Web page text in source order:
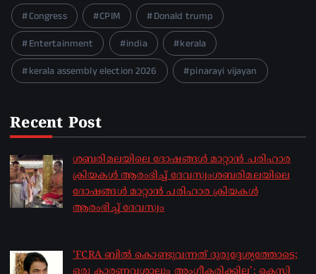
Congress CPIM
Donald trump
Entertainment
india
kerala
kerala assembly election 2026
pinarayi vijayan
Recent Post
ശബരിമലയിലെ ദോഷങ്ങൾ മാറ്റാൻ പരിഹാര
ക്രിയകൾ ആരംഭിച്ച് ദേവസ്വംശബരിമലയിലെ
ദോഷങ്ങൾ മാറ്റാൻ പരിഹാര ക്രിയകൾ
ആരംഭിച്ച് ദേവസ്വം
‘FCRA ബിൽ കൊണ്ടുവന്നത് ദുരുദ്ദേശ്യത്തോടെ;
ഒരു കാരണവശാലും അം​ഗീകരിക്കില്ല’; കെസി